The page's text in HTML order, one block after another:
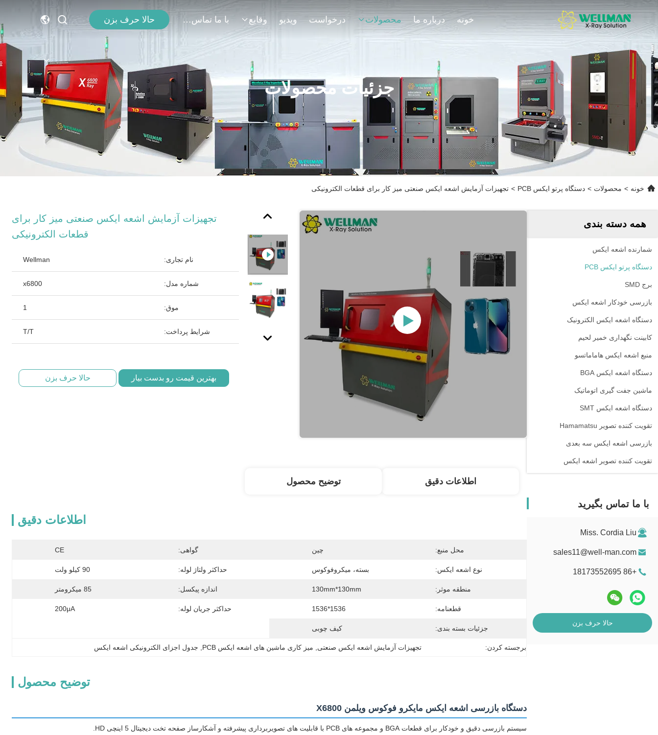
خونه درباره ما محصولات درخواست ویدیو وقایع با ما تماس بگیرید حالا حرف بزن
جزئیات محصولات
خونه > محصولات > دستگاه پرتو ایکس PCB > تجهیزات آزمایش اشعه ایکس صنعتی میز کار برای قطعات الکترونیکی
همه دسته بندی
شمارنده اشعه ایکس
دستگاه پرتو ایکس PCB
برج SMD
بازرسی خودکار اشعه ایکس
دستگاه اشعه ایکس الکترونیک
کابینت نگهداری خمیر لحیم
منبع اشعه ایکس هاماماتسو
دستگاه اشعه ایکس BGA
ماشین جفت گیری اتوماتیک
دستگاه اشعه ایکس SMT
تقویت کننده تصویر Hamamatsu
بازرسی اشعه ایکس سه بعدی
تقویت کننده تصویر اشعه ایکس
با ما تماس بگیرید
Miss. Cordia Liu
sales11@well-man.com
+86 18173552695
حالا حرف بزن
تجهیزات آزمایش اشعه ایکس صنعتی میز کار برای
قطعات الکترونیکی
نام تجاری: Wellman
شماره مدل: x6800
موق: 1
شرایط پرداخت: T/T
بهترین قیمت رو بدست بیار حالا حرف بزن
اطلاعات دقیق توضیح محصول
اطلاعات دقیق
محل منبع: چین گواهی: CE
نوع اشعه ایکس: بسته، میکروفوکوس حداکثر ولتاژ لوله: 90 کیلو ولت
منطقه موثر: 130mm*130mm اندازه پیکسل: 85 میکرومتر
قطعنامه: 1536*1536 حداکثر جریان لوله: 200μA
جزئیات بسته بندی: کیف چوبی
برجسته کردن: تجهیزات آزمایش اشعه ایکس صنعتی میز کاری ماشین های اشعه ایکس PCB جدول اجزای الکترونیکی اشعه ایکس
توضیح محصول
دستگاه بازرسی اشعه ایکس مایکرو فوکوس ویلمن X6800
سیستم بازرسی دقیق و خودکار برای قطعات BGA و مجموعه های PCB با قابلیت های تصویربرداری پیشرفته و آشکارساز صفحه تخت دیجیتال 5 اینچی HD.